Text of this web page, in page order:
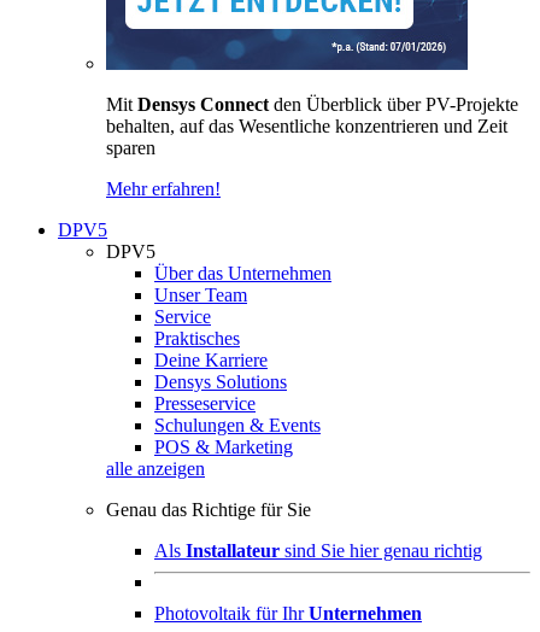
Mit Densys Connect den Überblick über PV-Projekte
behalten, auf das Wesentliche konzentrieren und Zeit
sparen
Mehr erfahren!
DPV5
DPV5
Über das Unternehmen
Unser Team
Service
Praktisches
Deine Karriere
Densys Solutions
Presseservice
Schulungen & Events
POS & Marketing
alle anzeigen
Genau das Richtige für Sie
Als Installateur sind Sie hier genau richtig
Photovoltaik für IhrUnternehmen